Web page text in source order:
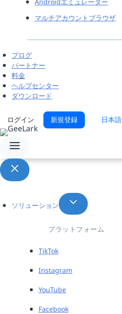
マルチアカウントブラウザ
ブログ
パートナー
料金
ヘルプセンター
ダウンロード
ログイン 新規登録
択
ソリューション
プラットフォーム
TikTok
Instagram
YouTube
Facebook